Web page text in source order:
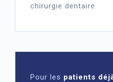
chirurgie dentaire.
Pour les patients